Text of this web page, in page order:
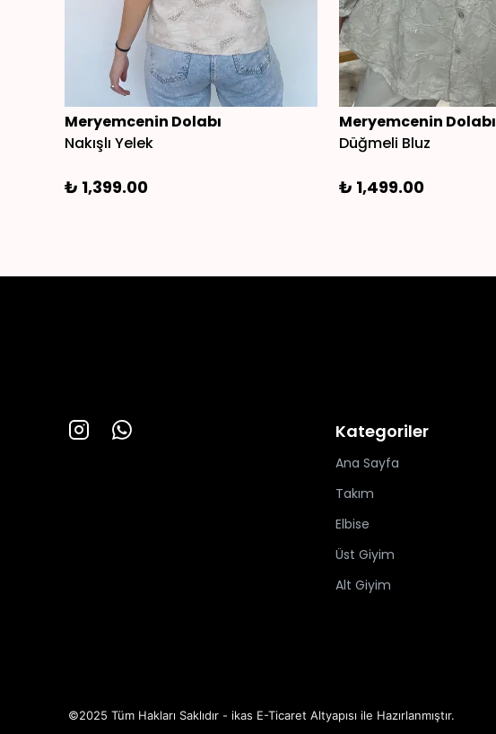
Meryemcenin Dolabı
Nakışlı Yelek
₺ 1,399.00
Meryemcenin Dolabı
Düğmeli Bluz
₺ 1,499.00
Kategoriler
Ana Sayfa
Takım
Elbise
Üst Giyim
Alt Giyim
©2025 Tüm Hakları Saklıdır - ikas E-Ticaret Altyapısı ile Hazırlanmıştır.